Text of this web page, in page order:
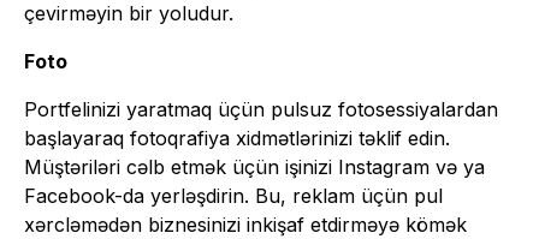
çevirməyin bir yoludur.
Foto
Portfelinizi yaratmaq üçün pulsuz fotosessiyalardan
başlayaraq fotoqrafiya xidmətlərinizi təklif edin.
Müştəriləri cəlb etmək üçün işinizi Instagram və ya
Facebook-da yerləşdirin. Bu, reklam üçün pul
xərcləmədən biznesinizi inkişaf etdirməyə kömək